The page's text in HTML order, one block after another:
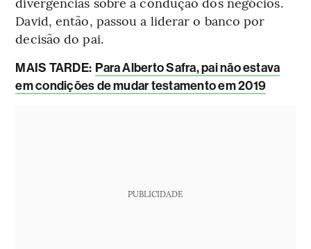
David, então, passou a liderar o banco por
decisão do pai.
MAIS TARDE: Para Alberto Safra, pai não estava
em condições de mudar testamento em 2019
PUBLICIDADE